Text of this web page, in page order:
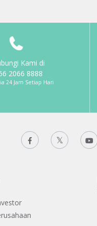
Kami di
2066 8888
24 Jam Setiap Hari